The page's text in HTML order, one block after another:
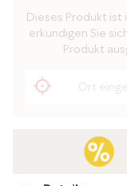
Dieses Produkt ist
erkundigen Sie
Produkt